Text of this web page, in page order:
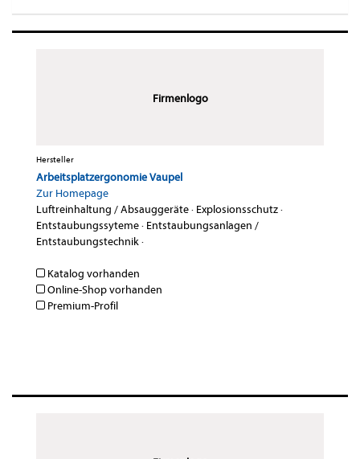
Firmenlogo
Hersteller
Arbeitsplatzergonomie Vaupel
Zur Homepage
Luftreinhaltung / Absauggeräte· Explosionsschutz·
Entstaubungssyteme· Entstaubungsanlagen /
Entstaubungstechnik·
Katalog vorhanden
Online-Shop vorhanden
Premium-Profil